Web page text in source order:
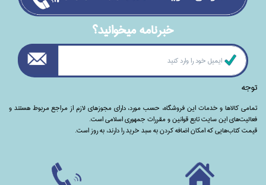
خبرنامه ميخوانيد؟
توجه
تمامی‌ کالاها و خدمات این فروشگاه، حسب مورد،‌ دارای مجوزهای لازم از مراجع مربوط هستند ‌و‌‌
فعالیت‌های این سایت تابع قوانین و مقررات جمهوری اسلامی است.
قیمت کتاب‌هایی که امکان اضافه کردن به سبد خرید را دارند،‌ به روز است.